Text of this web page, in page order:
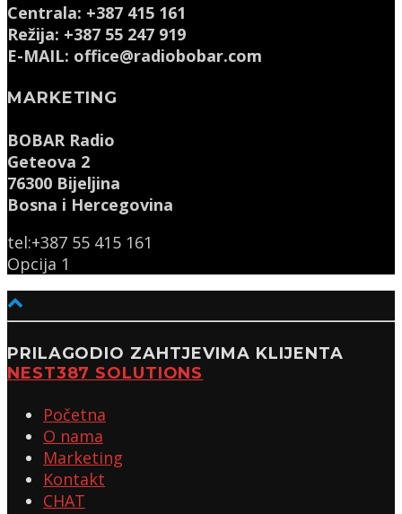
Centrala: +387 415 161
Režija: +387 55 247 919
E-MAIL: office@radiobobar.com
MARKETING
BOBAR Radio
Geteova 2
76300 Bijeljina
Bosna i Hercegovina
tel:+387 55 415 161
Opcija 1
PRILAGODIO ZAHTJEVIMA KLIJENTA
NEST387 SOLUTIONS
Početna
O nama
Marketing
Kontakt
CHAT